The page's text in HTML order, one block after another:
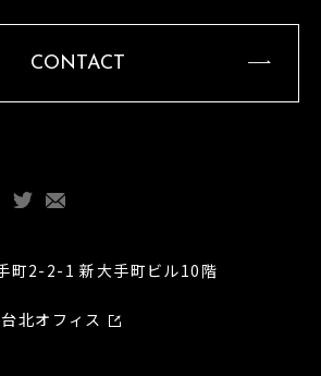
CONTACT
町2-2-1 新大手町ビル10階
台北オフィス